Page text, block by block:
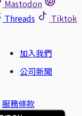
Mastodon
Threads
Tiktok
加入我們
公司新聞
服務條款